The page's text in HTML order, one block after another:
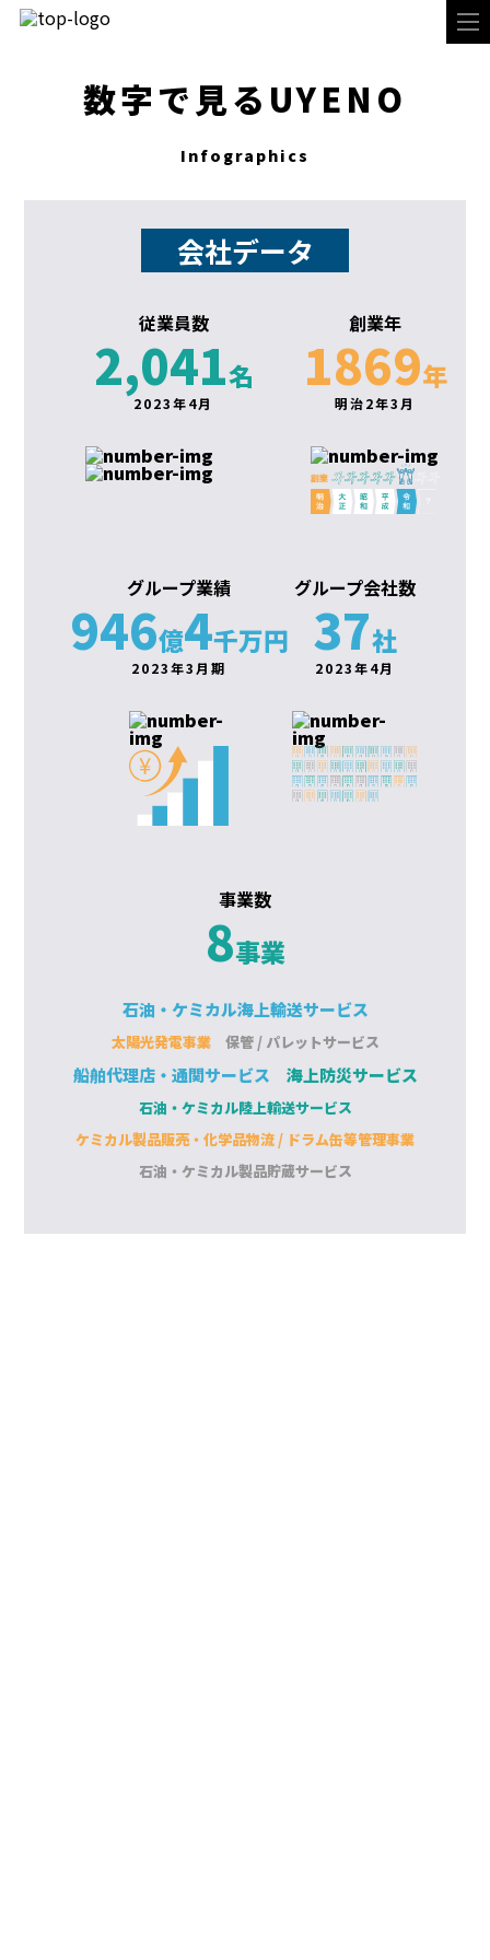
数字で見るUYENO
Infographics
会社データ
従業員数
2,041名
2023年4月
創業年
1869年
明治2年3月
グループ業績
946億4千万円
2023年3月期
グループ会社数
37社
2023年4月
事業数
8事業
石油・ケミカル海上輸送サービス
太陽光発電事業 保管 / パレットサービス
船舶代理店・通関サービス 海上防災サービス
石油・ケミカル陸上輸送サービス
ケミカル製品販売・化学品物流 / ドラム缶等管理事業
石油・ケミカル製品貯蔵サービス